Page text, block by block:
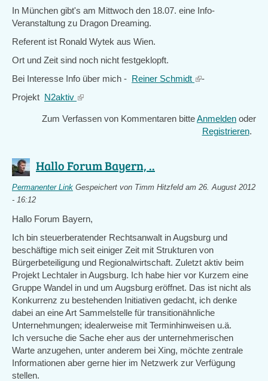
In München gibt's am Mittwoch den 18.07. eine Info-
Veranstaltung zu Dragon Dreaming.
Referent ist Ronald Wytek aus Wien.
Ort und Zeit sind noch nicht festgeklopft.
Bei Interesse Info über mich - Reiner Schmidt (link
-
Projekt N2aktiv (link
external)
Zum Verfassen von Kommentaren bitteAnmelden oder
Registrieren.
Hallo Forum Bayern, ..
Permanenter Link Gespeichert von Timm Hitzfeldam 26. August 2012
- 16:12
Hallo Forum Bayern,
Ich bin steuerberatender Rechtsanwalt in Augsburg und
beschäftige mich seit einiger Zeit mit Strukturen von
Bürgerbeteiligung und Regionalwirtschaft. Zuletzt aktiv beim
Projekt Lechtaler in Augsburg. Ich habe hier vor Kurzem eine
Gruppe Wandel in und um Augsburg eröffnet. Das ist nicht als
Konkurrenz zu bestehenden Initiativen gedacht, ich denke
dabei an eine Art Sammelstelle für transitionähnliche
Unternehmungen; idealerweise mit Terminhinweisen u.ä.
Ich versuche die Sache eher aus der unternehmerischen
Warte anzugehen, unter anderem bei Xing, möchte zentrale
Informationen aber gerne hier im Netzwerk zur Verfügung
stellen.